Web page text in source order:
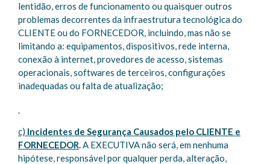
lentidão, erros de funcionamento ou quaisquer outros
problemas decorrentes da infraestrutura tecnológica do
CLIENTE ou do FORNECEDOR, incluindo, mas não se
limitando a: equipamentos, dispositivos, rede interna,
conexão à internet, provedores de acesso, sistemas
operacionais, softwares de terceiros, configurações
inadequadas ou falta de atualização;
c) Incidentes de Segurança Causados pelo CLIENTE e
FORNECEDOR.A EXECUTIVA não será, em nenhuma
hipótese, responsável por qualquer perda, alteração,